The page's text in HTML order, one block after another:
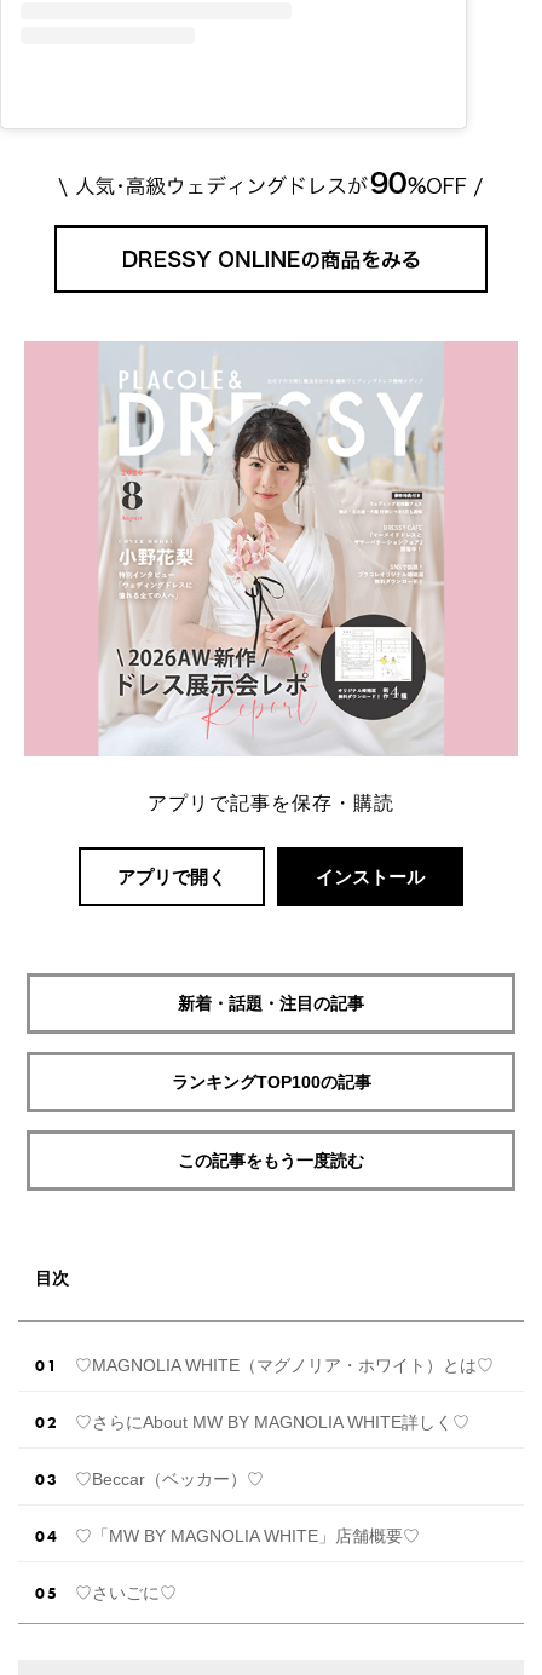
アプリで記事を保存・購読
アプリで開く インストール
新着・話題・注目の記事
ランキングTOP100の記事
この記事をもう一度読む
目次
♡MAGNOLIA WHITE（マグノリア・ホワイト）とは♡
♡さらにAbout MW BY MAGNOLIA WHITE詳しく♡
♡Beccar（ベッカー）♡
♡「MW BY MAGNOLIA WHITE」店舗概要♡
♡さいごに♡